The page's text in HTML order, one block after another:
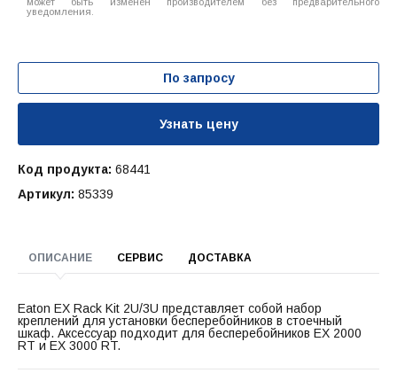
уведомления.
По запросу
Узнать цену
Код продукта: 68441
Артикул: 85339
ОПИСАНИЕ СЕРВИС ДОСТАВКА
Eaton EX Rack Kit 2U/3U представляет собой набор
креплений для установки бесперебойников в стоечный
шкаф. Аксессуар подходит для бесперебойников EX 2000
RT и EX 3000 RT.